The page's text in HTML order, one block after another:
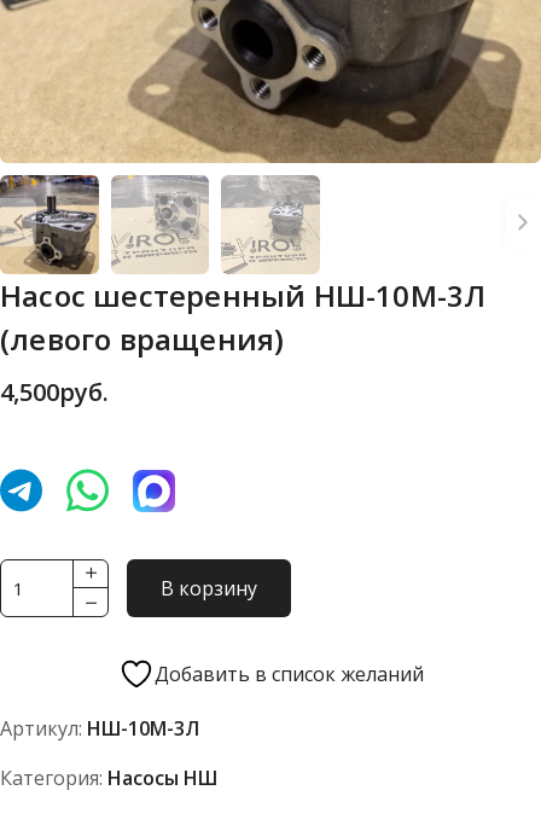
Насос шестеренный НШ-10М-3Л
(левого вращения)
4,500руб.
Количество
товара
шестеренный
(левого
В корзину
Добавить в список желаний
Артикул: НШ-10М-3Л
Категория: Насосы НШ